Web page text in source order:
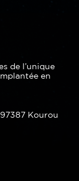
de l’unique
en
Kourou